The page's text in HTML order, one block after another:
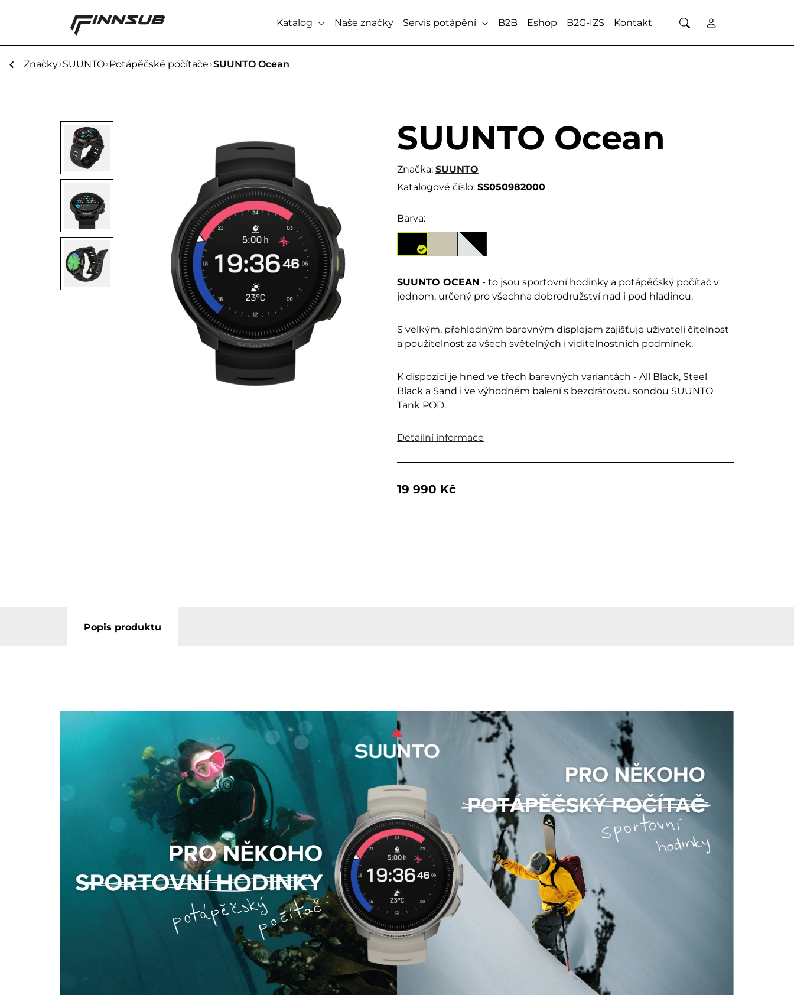
Katalog Naše značky Servis potápění B2B Eshop B2G-IZS Kontakt
Značky SUUNTO Potápěčské počítače SUUNTO Ocean
SUUNTO Ocean
Značka: SUUNTO
Katalogové číslo: SS050982000
Barva:
SUUNTO OCEAN - to jsou sportovní hodinky a potápěčský počítač v
jednom, určený pro všechna dobrodružství nad i pod hladinou.
S velkým, přehledným barevným displejem zajišťuje uživateli čitelnost
a použitelnost za všech světelných i viditelnostních podmínek.
K dispozici je hned ve třech barevných variantách - All Black, Steel
Black a Sand i ve výhodném balení s bezdrátovou sondou SUUNTO
Tank POD.
Detailní informace
19 990 Kč
Popis produktu